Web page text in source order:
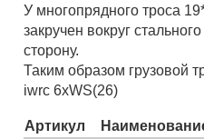
У многопрядного троса
закручен вокруг
сторону.
Таким образом грузовой
iwrc 6xWS(26)
Артикул